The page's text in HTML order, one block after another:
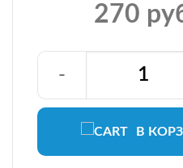
270
В
-